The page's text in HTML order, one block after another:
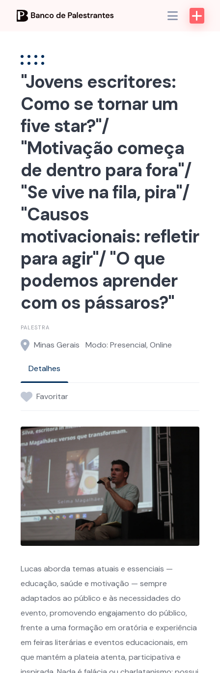
"Jovens escritores:
Como se tornar um
five star?"/
"Motivação começa
de dentro para fora"/
"Se vive na fila, pira"/
"Causos
motivacionais: refletir
para agir"/ "O que
podemos aprender
com os pássaros?"
PALESTRA
Minas Gerais Modo: Presencial, Online
Detalhes
Favoritar
Lucas aborda temas atuais e essenciais —
educação, saúde e motivação — sempre
adaptados ao público e às necessidades do
evento, promovendo engajamento do público,
frente a uma formação em oratória e experiência
em feiras literárias e eventos educacionais, em
que mantém a plateia atenta, participativa e